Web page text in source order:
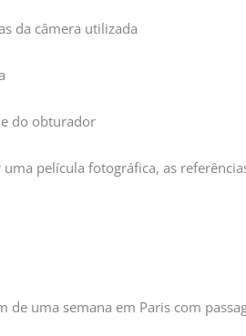
da câmera utilizada
do obturador
uma película fotográfica, as
de uma semana em Paris com